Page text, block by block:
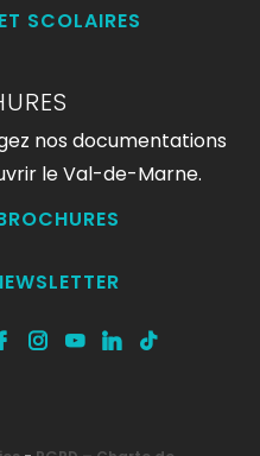
SCOLAIRES
nos documentations
le Val-de-Marne.